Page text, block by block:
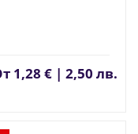
1,28 € | 2,50 лв.